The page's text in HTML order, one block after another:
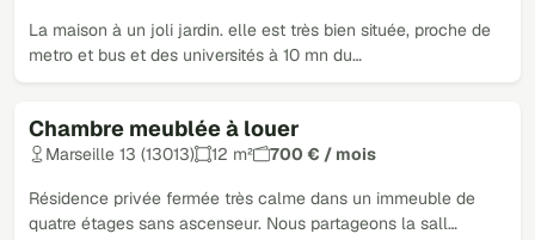
La maison à un joli jardin. elle est très bien située, proche de
metro et bus et des universités à 10 mn du…
Chambre meublée à louer
Loué
Marseille 13 (13013) 12 m² 700 € / mois
Résidence privée fermée très calme dans un immeuble de
quatre étages sans ascenseur. Nous partageons la sall…